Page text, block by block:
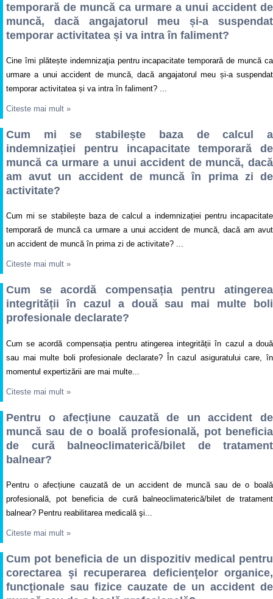
temporară de muncă ca urmare a unui accident de
muncă, dacă angajatorul meu și-a suspendat
temporar activitatea și va intra în faliment?
Cine îmi plătește indemnizaţia pentru incapacitate temporară de muncă ca
urmare a unui accident de muncă, dacă angajatorul meu și-a suspendat
temporar activitatea și va intra în faliment? ...
Citeste mai mult »
Cum mi se stabilește baza de calcul a
indemnizației pentru incapacitate temporară de
muncă ca urmare a unui accident de muncă, dacă
am avut un accident de muncă în prima zi de
activitate?
Cum mi se stabilește baza de calcul a indemnizației pentru incapacitate
temporară de muncă ca urmare a unui accident de muncă, dacă am avut
un accident de muncă în prima zi de activitate? ...
Citeste mai mult »
Cum se acordă compensația pentru atingerea
integrității în cazul a două sau mai multe boli
profesionale declarate?
Cum se acordă compensația pentru atingerea integrității în cazul a două
sau mai multe boli profesionale declarate? În cazul asiguratului care, în
momentul expertizării are mai multe...
Citeste mai mult »
Pentru o afecțiune cauzată de un accident de
muncă sau de o boală profesională, pot beneficia
de cură balneoclimaterică/bilet de tratament
balnear?
Pentru o afecțiune cauzată de un accident de muncă sau de o boală
profesională, pot beneficia de cură balneoclimaterică/bilet de tratament
balnear? Pentru reabilitarea medicală şi...
Citeste mai mult »
Cum pot beneficia de un dispozitiv medical pentru
corectarea şi recuperarea deficienţelor organice,
funcţionale sau fizice cauzate de un accident de